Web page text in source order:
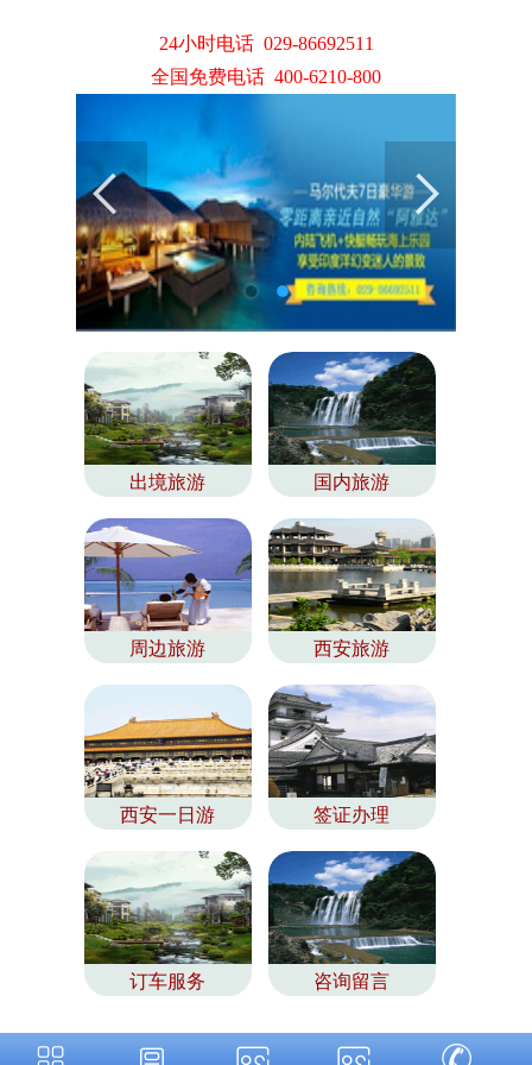
24小时电话 029-86692511
全国免费电话 400-6210-800
出境旅游 国内旅游
周边旅游 西安旅游
西安一日游 签证办理
订车服务 咨询留言